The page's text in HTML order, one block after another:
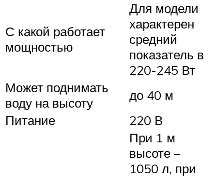
С какой работает
мощностью
Для модели
характерен
средний
показатель в
220-245 Вт
Может поднимать
воду на высоту
до 40 м
Питание
220 В
При 1 м
высоте –
1050 л, при